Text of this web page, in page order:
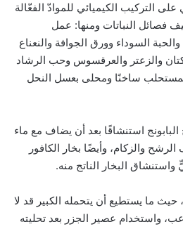
التركيب الكيميائي للموادّ الفعّالة
فصائل النباتات ومنها: عمل
السوداء وورق الجوافة والنعناع
والزعتر والعرقسوس وحب الرشاد
ساخنًا ومحلى بعسل النحل
استنشاقًا بعد أن يضاف مع ماء
والزكام، وأيضًا بخار الكافور
البخار الناتج منه.
ما يستطيع أن يتحمله الكبير قد لا
واستخدام عصير الجزر بعد تحليته